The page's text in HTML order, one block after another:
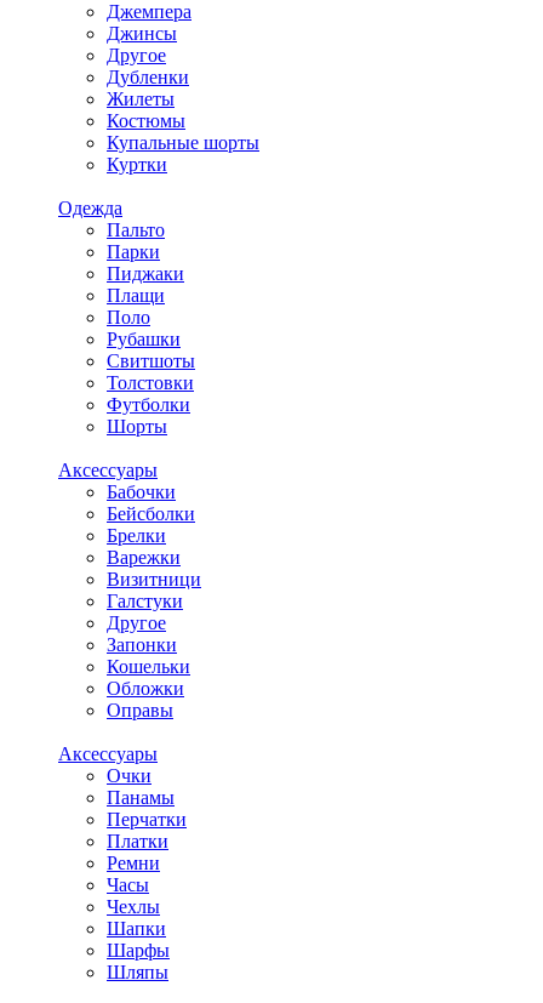
Джемпера
Джинсы
Другое
Дубленки
Жилеты
Костюмы
Купальные шорты
Куртки
Одежда
Пальто
Парки
Пиджаки
Плащи
Поло
Рубашки
Свитшоты
Толстовки
Футболки
Шорты
Аксессуары
Бабочки
Бейсболки
Брелки
Варежки
Визитници
Галстуки
Другое
Запонки
Кошельки
Обложки
Оправы
Аксессуары
Очки
Панамы
Перчатки
Платки
Ремни
Часы
Чехлы
Шапки
Шарфы
Шляпы